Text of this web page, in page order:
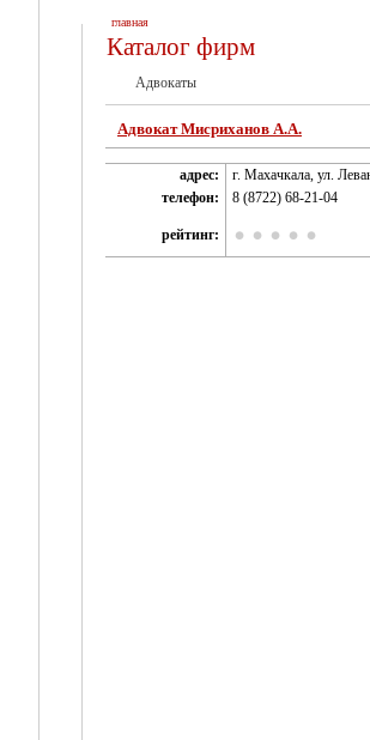
главная
Каталог фирм
Адвокаты
Адвокат Мисриханов А.А.
адрес:
г. Махачкала, ул.
телефон:
8 (8722) 68-21-04
рейтинг: